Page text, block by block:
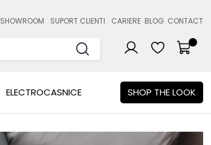
SHOWROOM SUPORT CLIENTI CARIERE BLOG CONTACT
ELECTROCASNICE SHOP THE LOOK